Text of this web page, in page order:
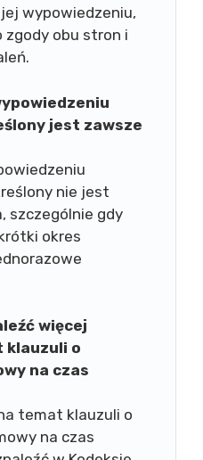
wypowiedzeniu,
zgody obu stron i
jest zawsze
nie jest
szczególnie gdy
okres
więcej
klauzuli o
na czas
temat klauzuli o
na czas